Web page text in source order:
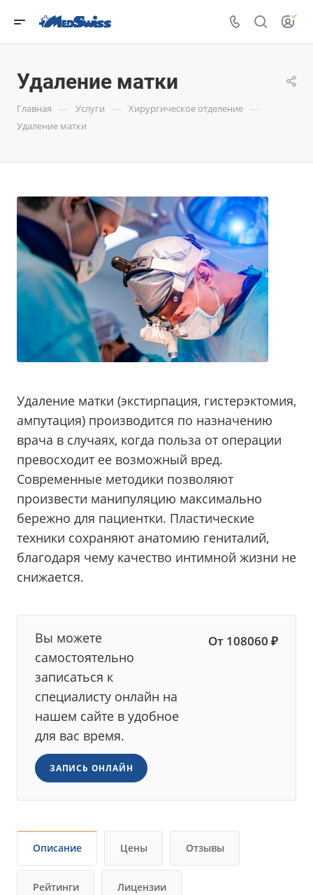
Удаление матки
Главная — Услуги — Хирургическое отделение —
Удаление матки
Удаление матки (экстирпация, гистерэктомия,
ампутация) производится по назначению
врача в случаях, когда польза от операции
превосходит ее возможный вред.
Современные методики позволяют
произвести манипуляцию максимально
бережно для пациентки. Пластические
техники сохраняют анатомию гениталий,
благодаря чему качество интимной жизни не
снижается.
Вы можете
самостоятельно
записаться к
специалисту онлайн на
нашем сайте в удобное
для вас время.
От 108060 ₽
ЗАПИСЬ ОНЛАЙН
Описание Цены Отзывы
Рейтинги Лицензии